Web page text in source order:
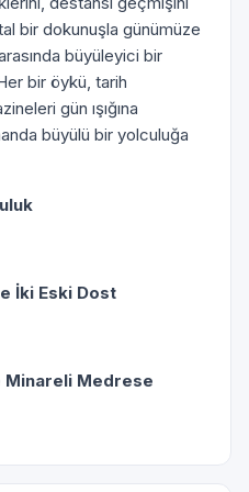
bir dokunuşla günümüze
büyüleyici bir
bir öykü, tarih
gün ışığına
büyülü bir yolculuğa
İki Eski Dost
Minareli Medrese